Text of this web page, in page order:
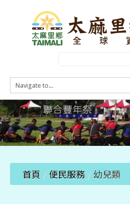
首頁 /便民服務 /幼兒類